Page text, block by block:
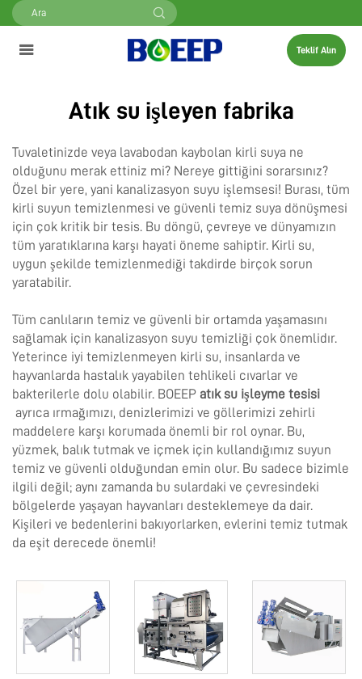
Teklif Alın
Atık su işleyen fabrika
Tuvaletinizde veya lavabodan kaybolan kirli suya ne
olduğunu merak ettiniz mi? Nereye gittiğini sorarsınız?
Özel bir yere, yani kanalizasyon suyu işlemsesi! Burası, tüm
kirli suyun temizlenmesi ve güvenli temiz suya dönüşmesi
için çok kritik bir tesis. Bu döngü, çevreye ve dünyamızın
tüm yaratıklarına karşı hayati öneme sahiptir. Kirli su,
uygun şekilde temizlenmediği takdirde birçok sorun
yaratabilir.
Tüm canlıların temiz ve güvenli bir ortamda yaşamasını
sağlamak için kanalizasyon suyu temizliği çok önemlidır.
Yeterince iyi temizlenmeyen kirli su, insanlarda ve
hayvanlarda hastalık yayabilen tehlikeli cıvarlar ve
bakterilerle dolu olabilir. BOEEP atık su işleyme tesisi
ayrıca ırmağımızı, denizlerimizi ve göllerimizi zehirli
maddelere karşı korumada önemli bir rol oynar. Bu,
yüzmek, balık tutmak ve içmek için kullandığımız suyun
temiz ve güvenli olduğundan emin olur. Bu sadece bizimle
ilgili değil; aynı zamanda bu sulardaki ve çevresindeki
bölgelerde yaşayan hayvanları desteklemeye da dair.
Kişileri ve bedenlerini bakıyorlarken, evlerini temiz tutmak
da eşit derecede önemli!